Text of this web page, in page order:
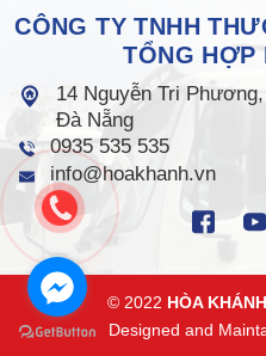
CÔNG TY TNHH
TỔNG HỢP
14 Nguyễn Tri
Đà Nẵng
0935 535 535
info@hoakhanh.vn
© 2022 HÒA KHÁNH
Designed and